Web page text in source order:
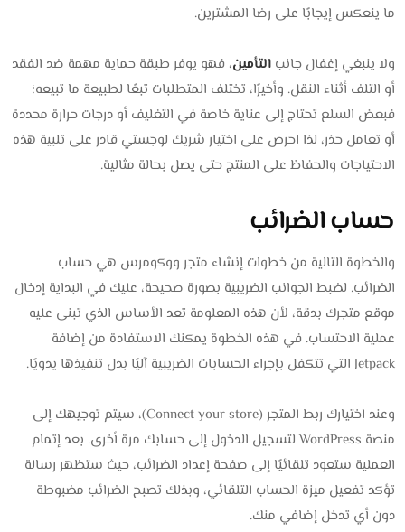
ما ينعكس إيجابًا على رضا المشترين.
ولا ينبغي إغفال جانبالتأمين، فهو يوفر طبقة حماية مهمة ضد الفقد
أو التلف أثناء النقل. وأخيرًا، تختلف المتطلبات تبعًا لطبيعة ما تبيعه؛
فبعض السلع تحتاج إلى عناية خاصة في التغليف أو درجات حرارة محددة
أو تعامل حذر، لذا احرص على اختيار شريك لوجستي قادر على تلبية هذه
الاحتياجات والحفاظ على المنتج حتى يصل بحالة مثالية.
حساب الضرائب
والخطوة التالية من خطوات إنشاء متجر ووكومرس هي حساب
الضرائب. لضبط الجوانب الضريبية بصورة صحيحة، عليك في البداية إدخال
موقع متجرك بدقة، لأن هذه المعلومة تعد الأساس الذي تبنى عليه
عملية الاحتساب. في هذه الخطوة يمكنك الاستفادة من إضافة
Jetpack التي تتكفل بإجراء الحسابات الضريبية آليًا بدل تنفيذها يدويًا.
وعند اختيارك ربط المتجر (Connect your store)، سيتم توجيهك إلى
منصة WordPress لتسجيل الدخول إلى حسابك مرة أخرى. بعد إتمام
العملية ستعود تلقائيًا إلى صفحة إعداد الضرائب، حيث ستظهر رسالة
تؤكد تفعيل ميزة الحساب التلقائي، وبذلك تصبح الضرائب مضبوطة
دون أي تدخل إضافي منك.